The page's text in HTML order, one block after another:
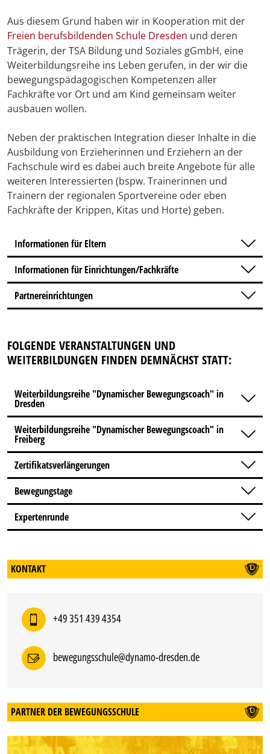
Aus diesem Grund haben wir in Kooperation mit der
Freien berufsbildenden Schule Dresden und deren
Trägerin, der TSA Bildung und Soziales gGmbH, eine
Weiterbildungsreihe ins Leben gerufen, in der wir die
bewegungspädagogischen Kompetenzen aller
Fachkräfte vor Ort und am Kind gemeinsam weiter
ausbauen wollen.
Neben der praktischen Integration dieser Inhalte in die
Ausbildung von Erzieherinnen und Erziehern an der
Fachschule wird es dabei auch breite Angebote für alle
weiteren Interessierten (bspw. Trainerinnen und
Trainern der regionalen Sportvereine oder eben
Fachkräfte der Krippen, Kitas und Horte) geben.
Informationen für Eltern
Informationen für Einrichtungen/Fachkräfte
Partnereinrichtungen
FOLGENDE VERANSTALTUNGEN UND
WEITERBILDUNGEN FINDEN DEMNÄCHST STATT:
Weiterbildungsreihe "Dynamischer Bewegungscoach" in
Dresden
Weiterbildungsreihe "Dynamischer Bewegungscoach" in
Freiberg
Zertifikatsverlängerungen
Bewegungstage
Expertenrunde
KONTAKT
+49 351 439 4354
bewegungsschule@dynamo-dresden.de
PARTNER DER BEWEGUNGSSCHULE